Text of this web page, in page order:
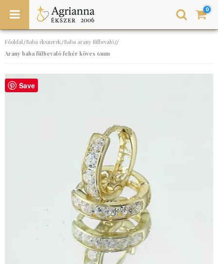
0
Főoldal/Baba ékszerek/Baba arany fülbevaló//
Arany baba fülbevaló fehér köves 6mm
Save